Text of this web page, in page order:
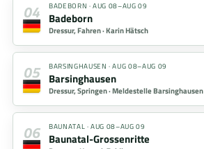
04 BADEBORN ·AUG 08–AUG 09
Badeborn
Dressur, Fahren ·Karin Hätsch
05 BARSINGHAUSEN ·AUG 08–AUG 09
Barsinghausen
Dressur, Springen ·Meldestelle Barsinghausen
06 BAUNATAL ·AUG 08–AUG 09
Baunatal-Grossenritte